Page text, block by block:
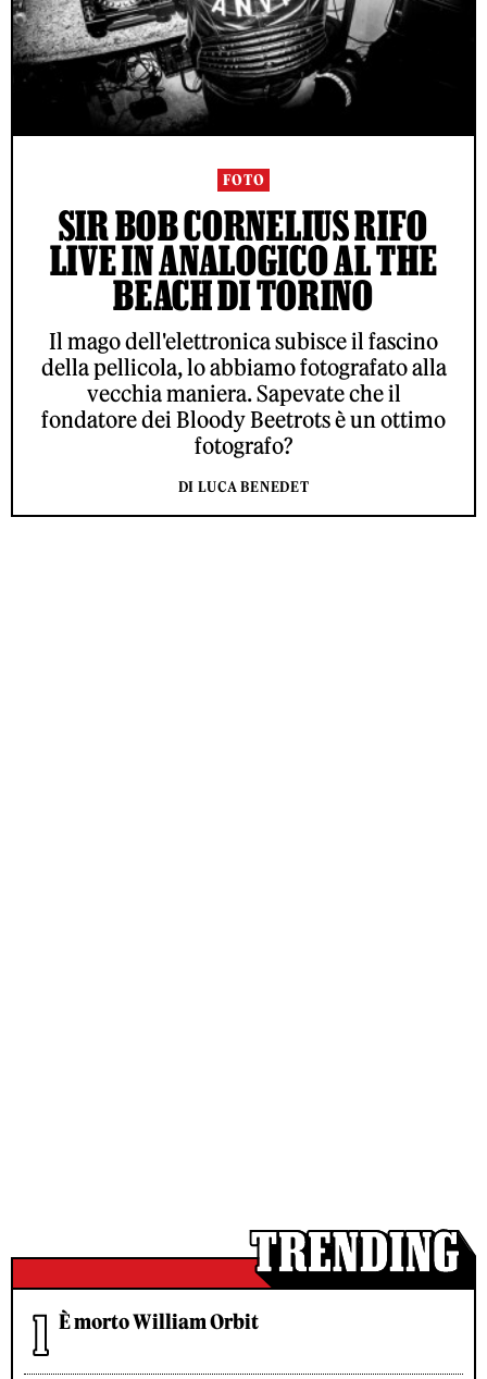
FOTO
SIR BOB CORNELIUS RIFO
LIVE IN ANALOGICO AL THE
BEACH DI TORINO
Il mago dell'elettronica subisce il fascino
della pellicola, lo abbiamo fotografato alla
vecchia maniera. Sapevate che il
fondatore dei Bloody Beetrots è un ottimo
fotografo?
DI LUCA BENEDET
È morto William Orbit